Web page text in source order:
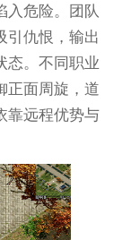
入危险。团队
引仇恨，输出
态。不同职业
正面周旋，道
靠远程优势与